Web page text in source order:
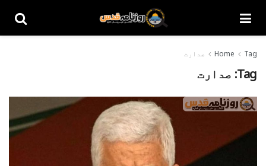
Home Tag صدارت
Tag: صدارت